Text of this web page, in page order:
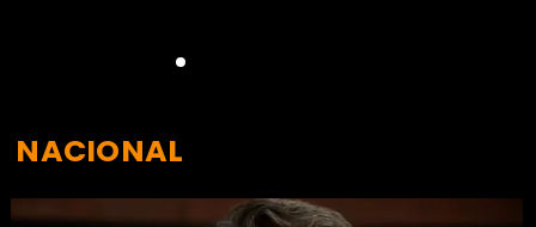
NACIONAL